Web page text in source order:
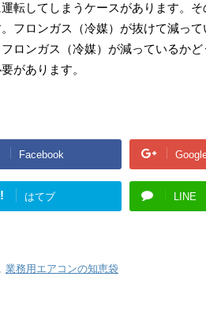
転してしまうケースがあります。そ
フロンガス（冷媒）が抜けて減っ
ロンガス（冷媒）が減っているか
があります。
Facebook
はてブ LINE
, 業務用エアコンの知恵袋